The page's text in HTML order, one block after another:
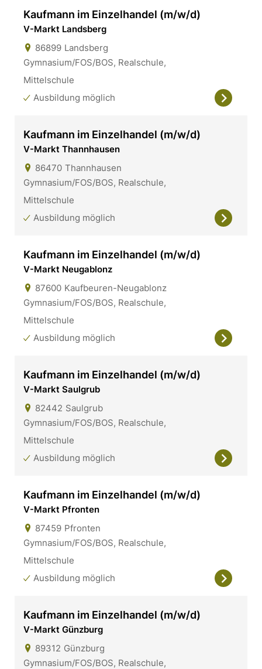
Kaufmann im Einzelhandel (m/w/d)
V-Markt Landsberg
86899 Landsberg
Gymnasium/FOS/BOS, Realschule,
Mittelschule
Ausbildung möglich
Kaufmann im Einzelhandel (m/w/d)
V-Markt Thannhausen
86470 Thannhausen
Gymnasium/FOS/BOS, Realschule,
Mittelschule
Ausbildung möglich
Kaufmann im Einzelhandel (m/w/d)
V-Markt Neugablonz
87600 Kaufbeuren-Neugablonz
Gymnasium/FOS/BOS, Realschule,
Mittelschule
Ausbildung möglich
Kaufmann im Einzelhandel (m/w/d)
V-Markt Saulgrub
82442 Saulgrub
Gymnasium/FOS/BOS, Realschule,
Mittelschule
Ausbildung möglich
Kaufmann im Einzelhandel (m/w/d)
V-Markt Pfronten
87459 Pfronten
Gymnasium/FOS/BOS, Realschule,
Mittelschule
Ausbildung möglich
Kaufmann im Einzelhandel (m/w/d)
V-Markt Günzburg
89312 Günzburg
Gymnasium/FOS/BOS, Realschule,